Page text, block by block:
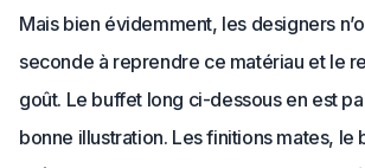
Mais bien évidemment, les designers
seconde à reprendre ce matériau et le
goût. Le buffet long ci-dessous en est
bonne illustration. Les finitions mates, le